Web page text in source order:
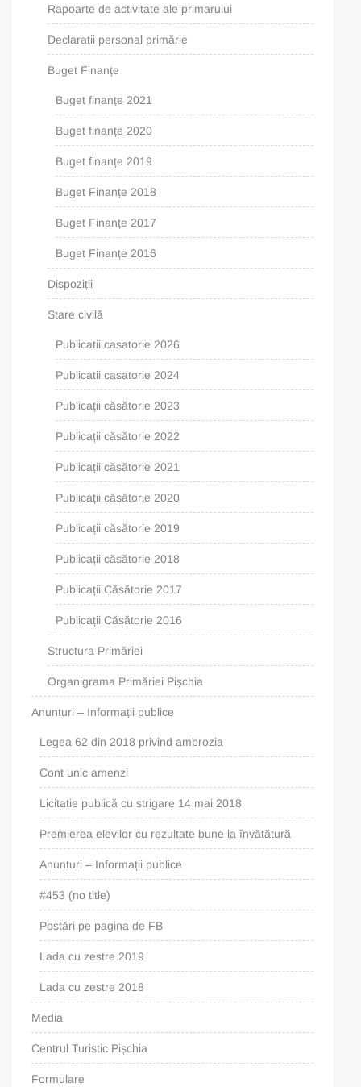
Rapoarte de activitate ale primarului
Declarații personal primărie
Buget Finanțe
Buget finanțe 2021
Buget finanțe 2020
Buget finanțe 2019
Buget Finanțe 2018
Buget Finanțe 2017
Buget Finanțe 2016
Dispoziții
Stare civilă
Publicatii casatorie 2026
Publicatii casatorie 2024
Publicații căsătorie 2023
Publicații căsătorie 2022
Publicații căsătorie 2021
Publicații căsătorie 2020
Publicații căsătorie 2019
Publicații căsătorie 2018
Publicații Căsătorie 2017
Publicații Căsătorie 2016
Structura Primăriei
Organigrama Primăriei Pișchia
Anunțuri – Informații publice
Legea 62 din 2018 privind ambrozia
Cont unic amenzi
Licitație publică cu strigare 14 mai 2018
Premierea elevilor cu rezultate bune la învățătură
Anunțuri – Informații publice
#453 (no title)
Postări pe pagina de FB
Lada cu zestre 2019
Lada cu zestre 2018
Media
Centrul Turistic Pișchia
Formulare